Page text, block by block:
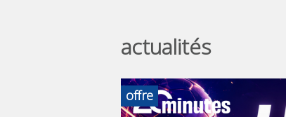
actualités
offre